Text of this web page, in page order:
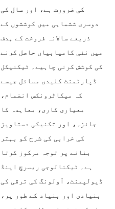
کی ضرورت ہے، اور سال کی
دوسری ششماہی میں کوششوں کے
ذریعے سالانہ فروخت کے ہدف
میں نئی ​​کامیابیاں حاصل کرنے
کی کوشش کرنی چاہیے۔ ٹیکنیکل
ڈپارٹمنٹ کلیدی مسائل جیسے
کہ میکاٹرونکس انضمام،
معیاری کاری، معاہدہ کا
جائزہ، اور تکنیکی دستاویز
کی خرابی کی شرح کو بہتر
بنانے پر توجہ مرکوز کرتا
ہے۔ ٹیکنالوجی ریسرچ اینڈ
ڈیولپمنٹ، آولونگ کی ترقی کی
بنیادی اور بنیاد کے طور پر،